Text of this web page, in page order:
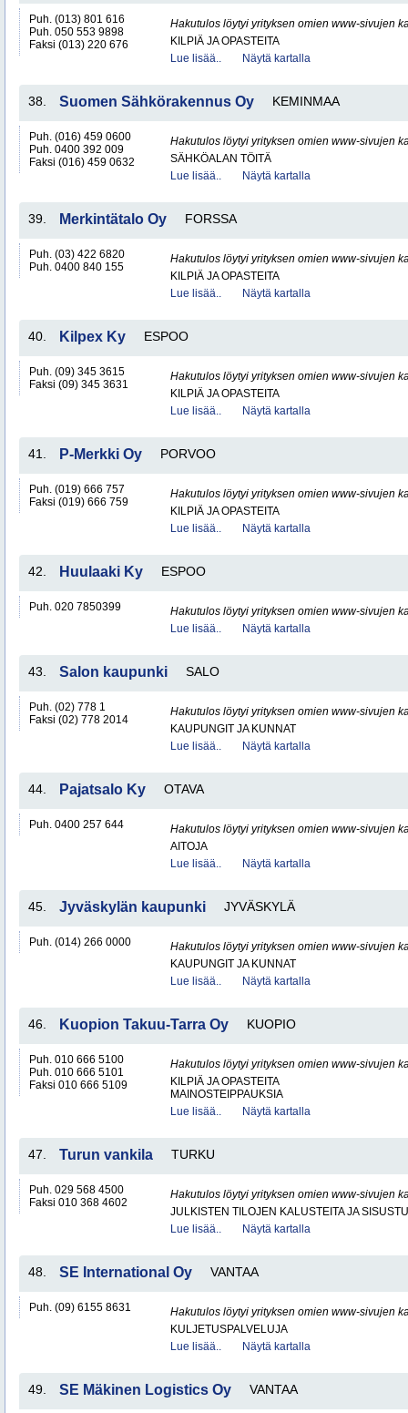
Puh. (013) 801 616
Puh. 050 553 9898
Faksi (013) 220 676
Hakutulos löytyi yrityksen omien www-sivujen
KILPIÄ JA OPASTEITA
Lue lisää..
Näytä kartalla
38. Suomen Sähkörakennus Oy KEMINMAA
Puh. (016) 459 0600
Puh. 0400 392 009
Faksi (016) 459 0632
Hakutulos löytyi yrityksen omien www-sivujen
SÄHKÖALAN TÖITÄ
Lue lisää..
Näytä kartalla
39. Merkintätalo Oy FORSSA
Puh. (03) 422 6820
Puh. 0400 840 155
Hakutulos löytyi yrityksen omien www-sivujen
KILPIÄ JA OPASTEITA
Lue lisää..
Näytä kartalla
40. Kilpex Ky ESPOO
Puh. (09) 345 3615
Faksi (09) 345 3631
Hakutulos löytyi yrityksen omien www-sivujen
KILPIÄ JA OPASTEITA
Lue lisää..
Näytä kartalla
41. P-Merkki Oy PORVOO
Puh. (019) 666 757
Faksi (019) 666 759
Hakutulos löytyi yrityksen omien www-sivujen
KILPIÄ JA OPASTEITA
Lue lisää..
Näytä kartalla
42. Huulaaki Ky ESPOO
Puh. 020 7850399
Hakutulos löytyi yrityksen omien www-sivujen
Lue lisää..
Näytä kartalla
43. Salon kaupunki SALO
Puh. (02) 778 1
Faksi (02) 778 2014
Hakutulos löytyi yrityksen omien www-sivujen
KAUPUNGIT JA KUNNAT
Lue lisää..
Näytä kartalla
44. Pajatsalo Ky OTAVA
Puh. 0400 257 644
Hakutulos löytyi yrityksen omien www-sivujen
AITOJA
Lue lisää..
Näytä kartalla
45. Jyväskylän kaupunki JYVÄSKYLÄ
Puh. (014) 266 0000
Hakutulos löytyi yrityksen omien www-sivujen
KAUPUNGIT JA KUNNAT
Lue lisää..
Näytä kartalla
46. Kuopion Takuu-Tarra Oy KUOPIO
Puh. 010 666 5100
Puh. 010 666 5101
Faksi 010 666 5109
Hakutulos löytyi yrityksen omien www-sivujen
KILPIÄ JA OPASTEITA
MAINOSTEIPPAUKSIA
Lue lisää..
Näytä kartalla
47. Turun vankila TURKU
Puh. 029 568 4500
Faksi 010 368 4602
Hakutulos löytyi yrityksen omien www-sivujen
JULKISTEN TILOJEN KALUSTEITA JA
Lue lisää..
Näytä kartalla
48. SE International Oy VANTAA
Puh. (09) 6155 8631
Hakutulos löytyi yrityksen omien www-sivujen
KULJETUSPALVELUJA
Lue lisää..
Näytä kartalla
49. SE Mäkinen Logistics Oy VANTAA